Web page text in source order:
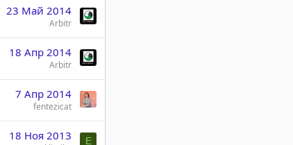
23 Май 2014
Arbitr
18 Апр 2014
Arbitr
7 Апр 2014
fentezicat
18 Ноя 2013 E